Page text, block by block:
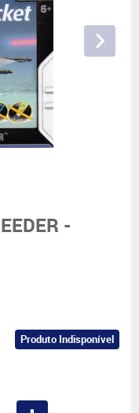
-
Produto Indisponível